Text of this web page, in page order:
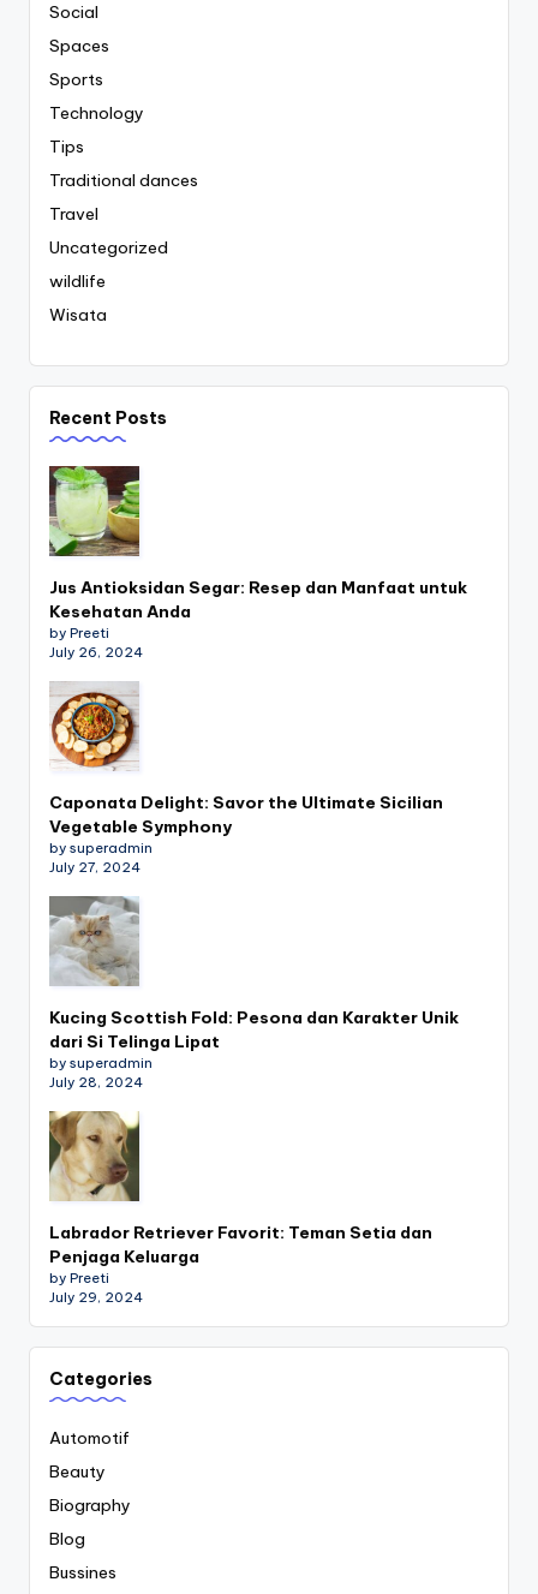
Social
Spaces
Sports
Technology
Tips
Traditional dances
Travel
Uncategorized
wildlife
Wisata
Recent Posts
Jus Antioksidan Segar: Resep dan Manfaat untuk
Kesehatan Anda
by Preeti
July 26, 2024
Caponata Delight: Savor the Ultimate Sicilian
Vegetable Symphony
by superadmin
July 27, 2024
Kucing Scottish Fold: Pesona dan Karakter Unik
dari Si Telinga Lipat
by superadmin
July 28, 2024
Labrador Retriever Favorit: Teman Setia dan
Penjaga Keluarga
by Preeti
July 29, 2024
Categories
Automotif
Beauty
Biography
Blog
Bussines